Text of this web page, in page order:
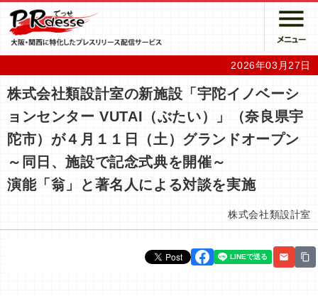
2026年03月27日
株式会社類設計室の新施設「宇陀イノベーシ
ョンセンター VUTAI（ぶたい）」（奈良県宇
陀市）が４月１１日（土）グランドオープン
～同日、施設で記念式典を開催～
演能「翁」と著名人による対談を実施
株式会社類設計室